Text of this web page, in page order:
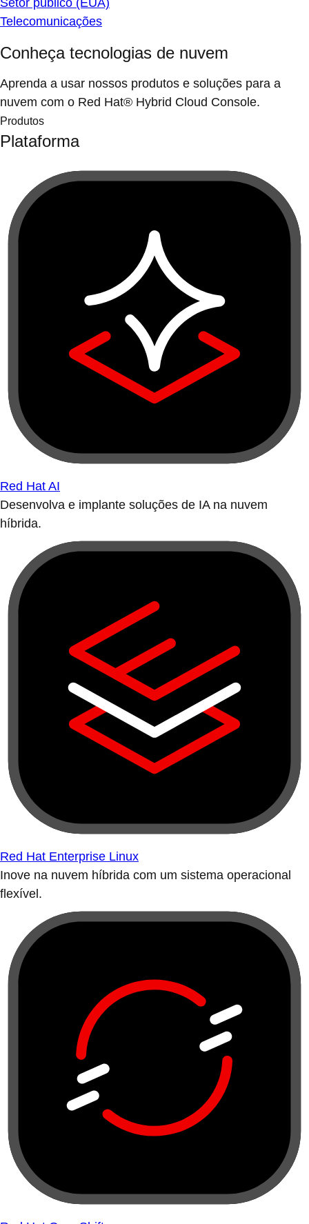
Setor público (EUA)
Telecomunicações
Conheça tecnologias de nuvem
Aprenda a usar nossos produtos e soluções para a
nuvem com o Red Hat® Hybrid Cloud Console.
Produtos
Plataforma
Red Hat AI
Desenvolva e implante soluções de IA na nuvem
híbrida.
Red Hat Enterprise Linux
Inove na nuvem híbrida com um sistema operacional
flexível.